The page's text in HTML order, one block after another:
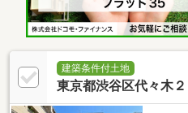
建築条件付土地
東京都渋谷区代々木